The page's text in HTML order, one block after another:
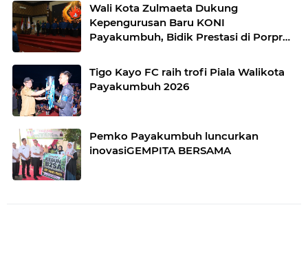
Wali Kota Zulmaeta Dukung
Kepengurusan Baru KONI
Payakumbuh, Bidik Prestasi di Porprov
Tigo Kayo FC raih trofi Piala Walikota
Payakumbuh 2026
Pemko Payakumbuh luncurkan
inovasiGEMPITA BERSAMA